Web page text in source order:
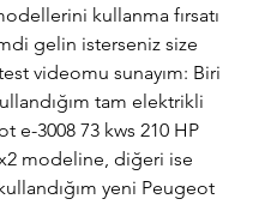
kullanma fırsatı
gelin isterseniz size
videomu sunayım: Biri
tam elektrikli
e-3008 73 kws 210 HP
modeline, diğeri ise
yeni Peugeot